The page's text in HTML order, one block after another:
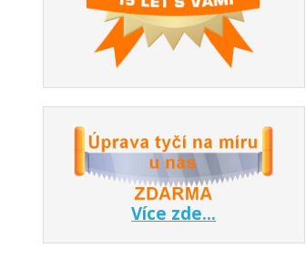
Více zde...